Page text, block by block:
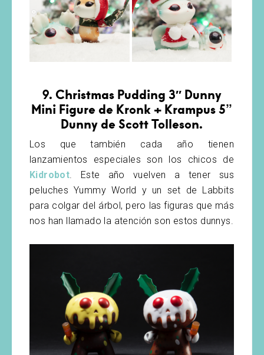
9. Christmas Pudding 3″ Dunny
Mini Figure de Kronk + Krampus 5”
Dunny de Scott Tolleson.
Los que también cada año tienen
lanzamientos especiales son los chicos de
Kidrobot. Este año vuelven a tener sus
peluches Yummy World y un set de Labbits
para colgar del árbol, pero las figuras que más
nos han llamado la atención son estos dunnys.